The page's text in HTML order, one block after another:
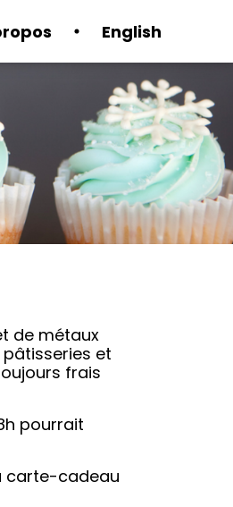
English
de métaux
et
frais
pourrait
carte-cadeau